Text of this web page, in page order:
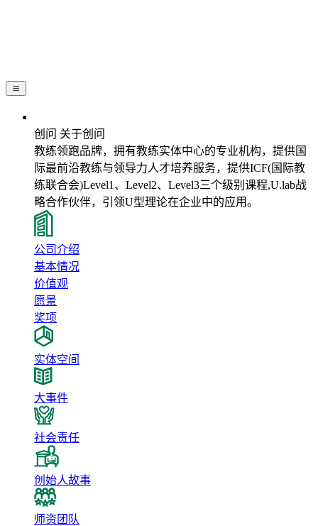
创问 关于创问
教练领跑品牌，拥有教练实体中心的专业机构，提供国
际最前沿教练与领导力人才培养服务，提供ICF(国际教
练联合会)Level1、Level2、Level3三个级别课程,U.lab战
略合作伙伴，引领U型理论在企业中的应用。
公司介绍
基本情况
价值观
愿景
奖项
实体空间
大事件
社会责任
创始人故事
师资团队